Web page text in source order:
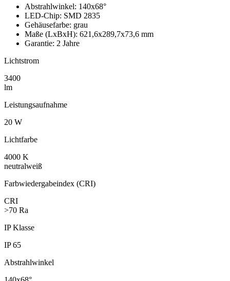
Abstrahl­winkel: 140x68°
LED-Chip: SMD 2835
Gehäusefarbe: grau
Maße (LxBxH): 621,6x289,7x73,6 mm
Garantie: 2 Jahre
Lichtstrom
3400
lm
Leistungs­aufnahme
20 W
Lichtfarbe
4000 K
neutralweiß
Farbwieder­gabeindex (CRI)
CRI
>70 Ra
IP Klasse
IP 65
Abstrahl­winkel